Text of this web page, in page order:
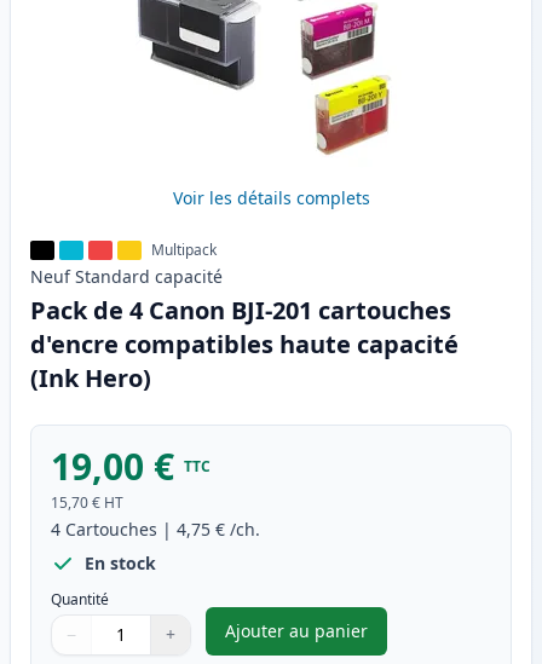
Voir les détails complets
Multipack
Neuf Standard capacité
Pack de 4 Canon BJI-201 cartouches
d'encre compatibles haute capacité
(Ink Hero)
19,00 € TTC
15,70 € HT
4 Cartouches | 4,75 € /ch.
En stock
Quantité
Quantité
Utilisez les boutons pour ajuster
− +
Quantité
Ajouter au panier
,Pack de 4 Canon BJI-201